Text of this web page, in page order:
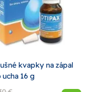
kvapky na zápal
16 g